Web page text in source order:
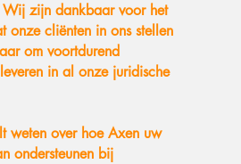
Wij zijn dankbaar voor het
onze cliënten in ons stellen
om voortdurend
in al onze juridische
weten over hoe Axen uw
ondersteunen bij